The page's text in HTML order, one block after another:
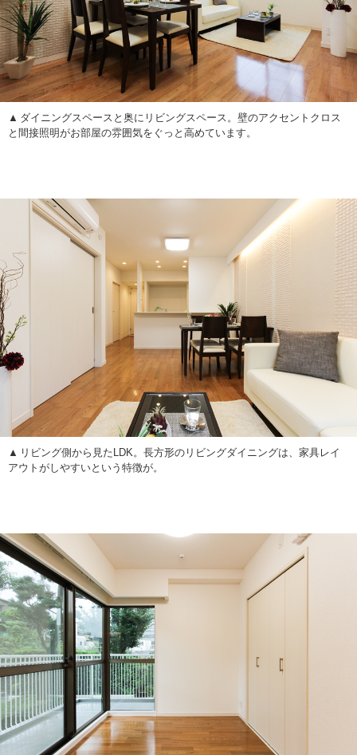
ダイニングスペースと奥にリビングスペース。壁のアクセントクロス
と間接照明がお部屋の雰囲気をぐっと高めています。
リビング側から見たLDK。長方形のリビングダイニングは、家具レイ
アウトがしやすいという特徴が。